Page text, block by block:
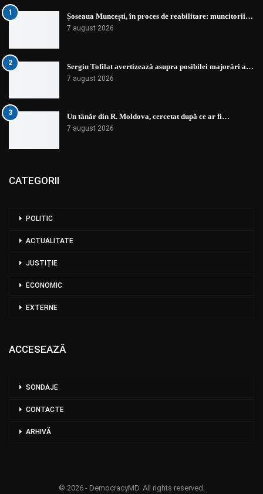
1 Șoseaua Muncești, în proces de reabilitare: muncitorii…
7 august 2026
2 Sergiu Tofilat avertizează asupra posibilei majorări a…
7 august 2026
3 Un tânăr din R. Moldova, cercetat după ce ar fi…
7 august 2026
CATEGORII
POLITIC
ACTUALITATE
JUSTIȚIE
ECONOMIC
EXTERNE
ACCESEAZĂ
SONDAJE
CONTACTE
ARHIVĂ
© 2026 - DemocracyMD. All rights reserved.